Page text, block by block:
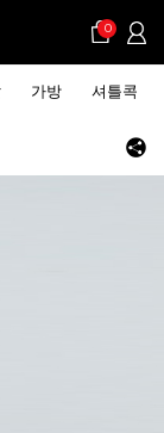
0
가방 셔틀콕